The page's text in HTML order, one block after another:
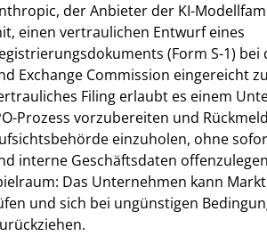
der Anbieter der KI-
einen vertraulichen Entwurf eines
(Form S-1) bei
Exchange Commission eingereicht
Filing erlaubt es einem
Prozess vorzubereiten und
einzuholen, ohne
interne Geschäftsdaten
Das Unternehmen kann
und sich bei ungünstigen